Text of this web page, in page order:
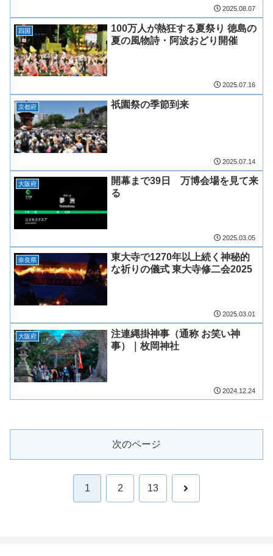
2025.08.07
四国
100万人が熱狂する夏祭り 徳島の
夏の風物詩・阿波おどり開催
2025.07.16
京都府 祇園祭の季節到来
2025.07.14
大阪府
開幕まで39日 万博会場を見て来
る
2025.03.05
奈良県
東大寺で1270年以上続く神秘的
な祈りの儀式 東大寺修二会2025
2025.03.01
大阪府
注連縄掛神事（通称 お笑い神
事）｜枚岡神社
2024.12.24
次のページ
1 2 13 次